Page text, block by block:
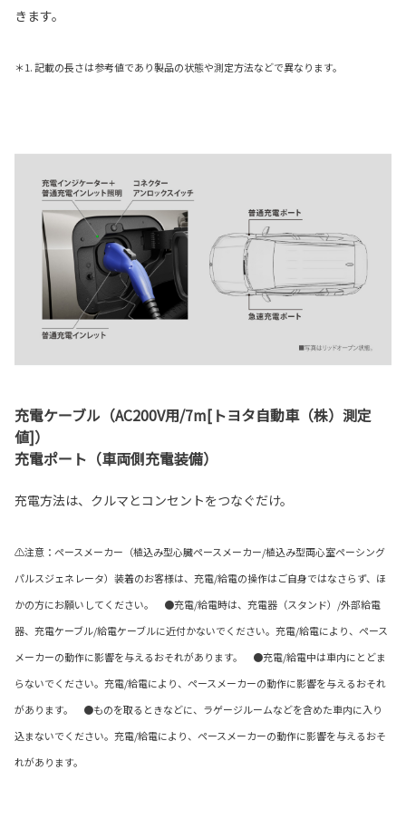
きます。
＊1. 記載の長さは参考値であり製品の状態や測定方法などで異なります。
充電ケーブル（AC200V用/7m[トヨタ自動車（株）測定
値]）
充電ポート（車両側充電装備）
充電方法は、クルマとコンセントをつなぐだけ。
⚠注意：ペースメーカー（植込み型心臓ペースメーカー/植込み型両心室ペーシング
パルスジェネレータ）装着のお客様は、充電/給電の操作はご自身ではなさらず、ほ
かの方にお願いしてください。 ●充電/給電時は、充電器（スタンド）/外部給電
器、充電ケーブル/給電ケーブルに近付かないでください。充電/給電により、ペース
メーカーの動作に影響を与えるおそれがあります。 ●充電/給電中は車内にとどま
らないでください。充電/給電により、ペースメーカーの動作に影響を与えるおそれ
があります。 ●ものを取るときなどに、ラゲージルームなどを含めた車内に入り
込まないでください。充電/給電により、ペースメーカーの動作に影響を与えるおそ
れがあります。